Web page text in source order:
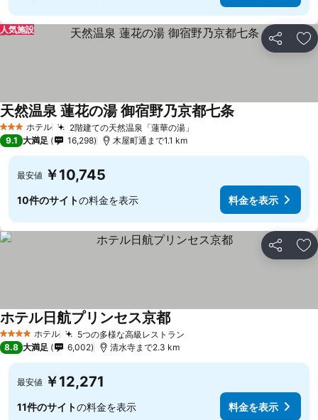
シェア お
人気施設
3 ホテルのランク
ホテル 2階建ての天然温泉「蓮華の湯」
天然温泉 蓮花の湯 御宿野乃京都七条
9.1 大満足 16,298 木屋町通まで1.1 km
最安値 ￥10,745
10件のサイトの料金を表示 料金を表示
シェア お
4 ホテルのランク
ホテル 5つの多様な高級レストラン
ホテル日航プリンセス京都
8.8 大満足 6,002 清水寺まで2.3 km
最安値 ￥12,271
11件のサイトの料金を表示 料金を表示